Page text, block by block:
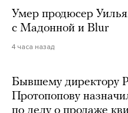
Умер продюсер
с Мадонной и Blur
4 часа назад
Бывшему директору
Протопопову
по делу о продаже